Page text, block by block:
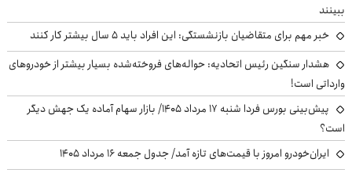
ببینند
خبر مهم برای متقاضیان بازنشستگی: این افراد باید ۵ سال بیشتر کار کنند
هشدار سنگین رئیس اتحادیه: حواله‌های فروخته‌شده بسیار بیشتر از خودروهای
وارداتی است!
پیش‌بینی بورس فردا شنبه ۱۷ مرداد ۱۴۰۵/ بازار سهام آماده یک جهش دیگر
است؟
ایران‌خودرو امروز با قیمت‌های تازه آمد/ جدول جمعه ۱۶ مرداد ۱۴۰۵